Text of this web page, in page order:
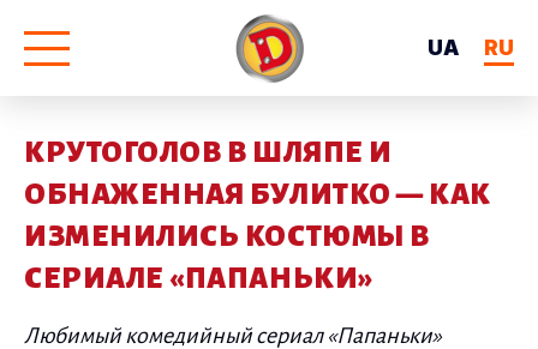
UA
RU
КРУТОГОЛОВ В ШЛЯПЕ И
ОБНАЖЕННАЯ БУЛИТКО — КАК
ИЗМЕНИЛИСЬ КОСТЮМЫ В
СЕРИАЛЕ «ПАПАНЬКИ»
Любимый комедийный сериал «Папаньки»